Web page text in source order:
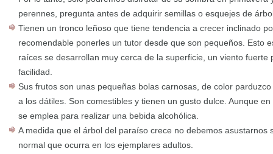
perennes, pregunta antes de adquirir semillas o esquejes de
Tienen un tronco leñoso que tiene tendencia a crecer inclinado
recomendable ponerles un tutor desde que son pequeños. Esto
raíces se desarrollan muy cerca de la superficie, un viento fuerte
facilidad.
Sus frutos son unas pequeñas bolas carnosas, de color
a los dátiles. Son comestibles y tienen un gusto dulce. Aunque
se emplea para realizar una bebida alcohólica.
A medida que el árbol del paraíso crece no debemos asustarnos
normal que ocurra en los ejemplares adultos.